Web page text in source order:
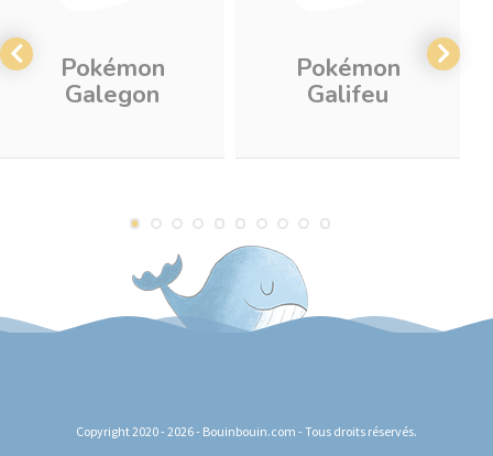
Pokémon
Galegon
Pokémon
Galifeu
Copyright 2020 - 2026 - Bouinbouin.com - Tous droits réservés.